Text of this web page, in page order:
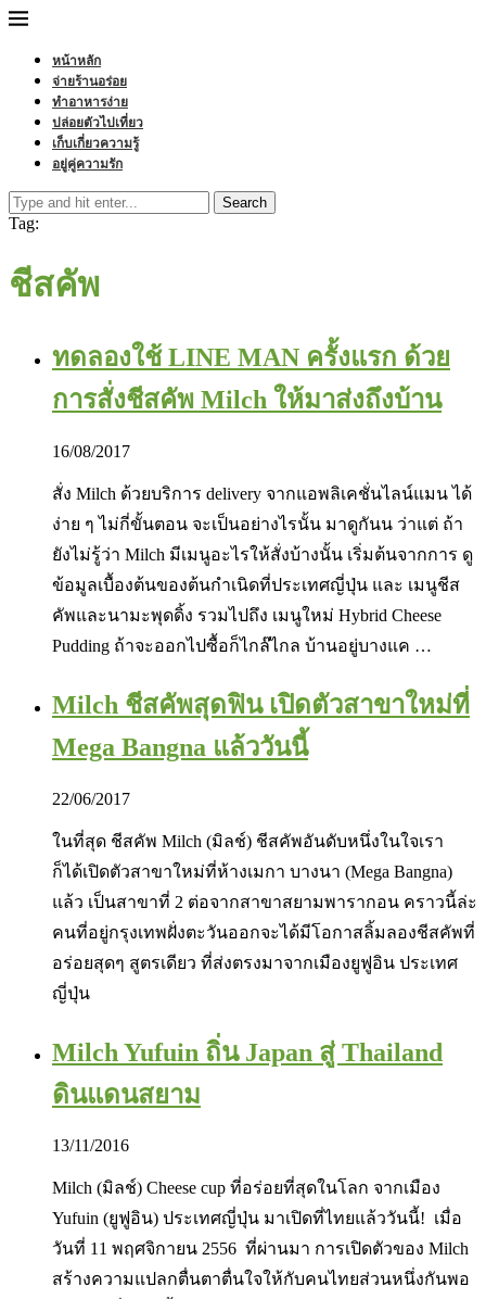
หน้าหลัก
จ่ายร้านอร่อย
ทำอาหารง่าย
ปล่อยตัวไปเที่ยว
เก็บเกี่ยวความรู้
อยู่คู่ความรัก
Search
Tag:
ชีสคัพ
ทดลองใช้ LINE MAN ครั้งแรก ด้วย
การสั่งชีสคัพ Milch ให้มาส่งถึงบ้าน
16/08/2017
สั่ง Milch ด้วยบริการ delivery จากแอพลิเคชั่นไลน์แมน ได้
ง่าย ๆ ไม่กี่ขั้นตอน จะเป็นอย่างไรนั้น มาดูกันน ว่าแต่ ถ้า
ยังไม่รู้ว่า Milch มีเมนูอะไรให้สั่งบ้างนั้น เริ่มต้นจากการ ดู
ข้อมูลเบื้องต้นของต้นกำเนิดที่ประเทศญี่ปุ่น และ เมนูชีส
คัพและนามะพุดดิ้ง รวมไปถึง เมนูใหม่ Hybrid Cheese
Pudding ถ้าจะออกไปซื้อก็ไกล๊ไกล บ้านอยู่บางแค …
Milch ชีสคัพสุดฟิน เปิดตัวสาขาใหม่ที่
Mega Bangna แล้ววันนี้
22/06/2017
ในที่สุด ชีสคัพ Milch (มิลช์) ชีสคัพอันดับหนึ่งในใจเรา
ก็ได้เปิดตัวสาขาใหม่ที่ห้างเมกา บางนา (Mega Bangna)
แล้ว เป็นสาขาที่ 2 ต่อจากสาขาสยามพารากอน คราวนี้ล่ะ
คนที่อยู่กรุงเทพฝั่งตะวันออกจะได้มีโอกาสลิ้มลองชีสคัพที่
อร่อยสุดๆ สูตรเดียว ที่ส่งตรงมาจากเมืองยูฟูอิน ประเทศ
ญี่ปุ่น
Milch Yufuin ถิ่น Japan สู่ Thailand
ดินแดนสยาม
13/11/2016
Milch (มิลช์) Cheese cup ที่อร่อยที่สุดในโลก จากเมือง
Yufuin (ยูฟูอิน) ประเทศญี่ปุ่น มาเปิดที่ไทยแล้ววันนี้! เมื่อ
วันที่ 11 พฤศจิกายน 2556 ที่ผ่านมา การเปิดตัวของ Milch
สร้างความแปลกตื่นตาตื่นใจให้กับคนไทยส่วนหนึ่งกันพอ